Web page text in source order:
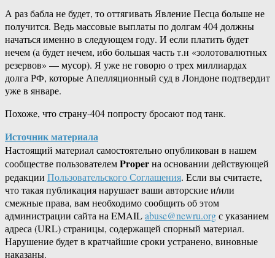
А раз бабла не будет, то оттягивать Явление Песца больше не
получится. Ведь массовые выплаты по долгам 404 должны
начаться именно в следующем году. И если платить будет
нечем (а будет нечем, ибо большая часть т.н «золотовалютных
резервов» — мусор). Я уже не говорю о трех миллиардах
долга РФ, которые Апелляционный суд в Лондоне подтвердит
уже в январе.
Похоже, что страну-404 попросту бросают под танк.
Источник материала
Настоящий материал самостоятельно опубликован в нашем
сообществе пользователемProperна основании действующей
редакции Пользовательского Соглашения. Если вы считаете,
что такая публикация нарушает ваши авторские и/или
смежные права, вам необходимо сообщить об этом
администрации сайта на EMAILabuse@newru.orgс указанием
адреса (URL) страницы, содержащей спорный материал.
Нарушение будет в кратчайшие сроки устранено, виновные
наказаны.